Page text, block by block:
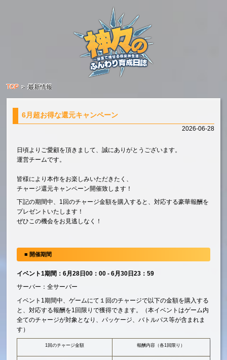
TOP ＞最新情報
6月超お得な還元キャンペーン
2026-06-28
日頃よりご愛顧を頂きまして、誠にありがとうございます。
運営チームです。
皆様により本作をお楽しみいただきたく、
チャージ還元キャンペーン開催致します！
下記の期間中、1回のチャージ金額を購入すると、対応する豪華報酬を
プレゼントいたします！
ぜひこの機会をお見逃しなく！
■ 開催期間
イベント1期間：6月28日00：00 - 6月30日23：59
サーバー：全サーバー
イベント1期間中、ゲームにて１回のチャージで以下の金額を購入する
と、対応する報酬を1回限りで獲得できます。（本イベントはゲーム内
全てのチャージが対象となり、パッケージ、バトルパス等が含まれま
す）
1回のチャージ金額 報酬内容（各1回限り）